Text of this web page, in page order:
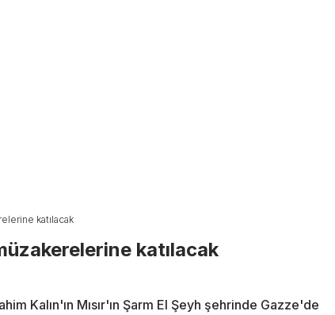
katılacak
katılacak
Kalın'ın Mısır'ın Şarm El Şeyh şehrinde Gazze'de